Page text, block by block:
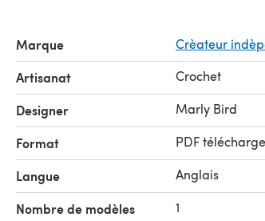
Marque Crèateur
Artisanat Crochet
Designer Marly Bird
Format PDF
Langue Anglais
Nombre de modèles 1